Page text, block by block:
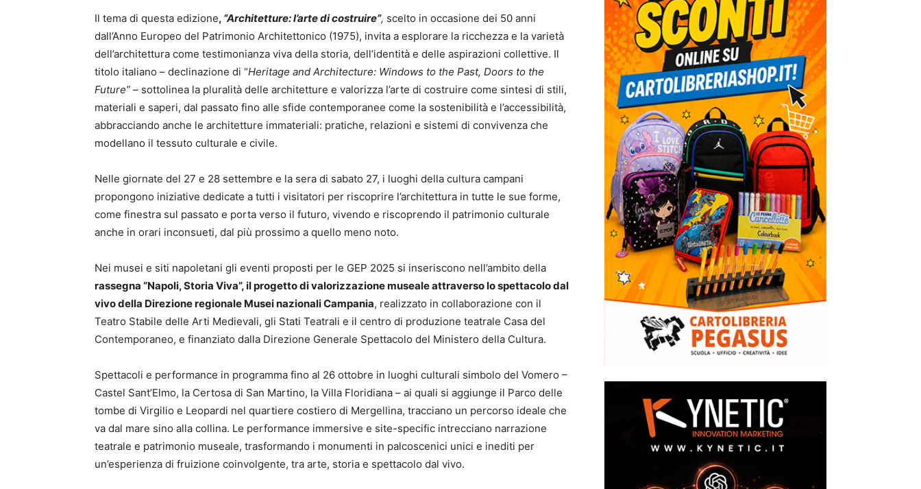
Il tema di questa edizione, “Architetture: l’arte di costruire”, scelto in occasione dei 50 anni
dall’Anno Europeo del Patrimonio Architettonico (1975), invita a esplorare la ricchezza e la varietà
dell’architettura come testimonianza viva della storia, dell’identità e delle aspirazioni collettive. Il
titolo italiano – declinazione di “Heritage and Architecture: Windows to the Past, Doors to the
Future” – sottolinea la pluralità delle architetture e valorizza l’arte di costruire come sintesi di stili,
materiali e saperi, dal passato fino alle sfide contemporanee come la sostenibilità e l’accessibilità,
abbracciando anche le architetture immateriali: pratiche, relazioni e sistemi di convivenza che
modellano il tessuto culturale e civile.
Nelle giornate del 27 e 28 settembre e la sera di sabato 27, i luoghi della cultura campani
propongono iniziative dedicate a tutti i visitatori per riscoprire l’architettura in tutte le sue forme,
come finestra sul passato e porta verso il futuro, vivendo e riscoprendo il patrimonio culturale
anche in orari inconsueti, dal più prossimo a quello meno noto.
Nei musei e siti napoletani gli eventi proposti per le GEP 2025 si inseriscono nell’ambito della
rassegna “Napoli, Storia Viva”, il progetto di valorizzazione museale attraverso lo spettacolo dal
vivo della Direzione regionale Musei nazionali Campania, realizzato in collaborazione con il
Teatro Stabile delle Arti Medievali, gli Stati Teatrali e il centro di produzione teatrale Casa del
Contemporaneo, e finanziato dalla Direzione Generale Spettacolo del Ministero della Cultura.
Spettacoli e performance in programma fino al 26 ottobre in luoghi culturali simbolo del Vomero –
Castel Sant’Elmo, la Certosa di San Martino, la Villa Floridiana – ai quali si aggiunge il Parco delle
tombe di Virgilio e Leopardi nel quartiere costiero di Mergellina, tracciano un percorso ideale che
va dal mare sino alla collina. Le performance immersive e site-specific intrecciano narrazione
teatrale e patrimonio museale, trasformando i monumenti in palcoscenici unici e inediti per
un’esperienza di fruizione coinvolgente, tra arte, storia e spettacolo dal vivo.